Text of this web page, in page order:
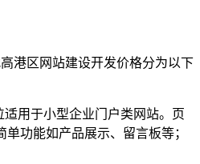
港区网站建设开发价格分为以下
适用于小型企业门户类网站。页
单功能如产品展示、留言板等；